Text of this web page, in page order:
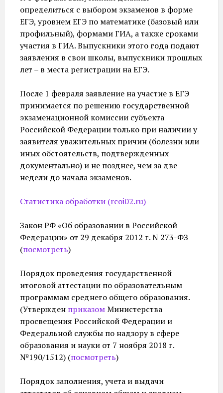
определиться с выбором экзаменов в форме
ЕГЭ, уровнем ЕГЭ по математике (базовый или
профильный), формами ГИА, а также сроками
участия в ГИА. Выпускники этого года подают
заявления в свои школы, выпускники прошлых
лет – в места регистрации на ЕГЭ.
После 1 февраля заявление на участие в ЕГЭ
принимается по решению государственной
экзаменационной комиссии субъекта
Российской Федерации только при наличии у
заявителя уважительных причин (болезни или
иных обстоятельств, подтвержденных
документально) и не позднее, чем за две
недели до начала экзаменов.
Статистика обработки (rcoi02.ru)
Закон РФ «Об образовании в Российской
Федерации» от 29 декабря 2012 г. N 273-ФЗ
(посмотреть)
Порядок проведения государственной
итоговой аттестации по образовательным
программам среднего общего образования.
(Утвержден приказомМинистерства
просвещения Российской Федерации и
Федеральной службы по надзору в сфере
образования и науки от 7 ноября 2018 г.
№190/1512) (посмотреть)
Порядок заполнения, учета и выдачи